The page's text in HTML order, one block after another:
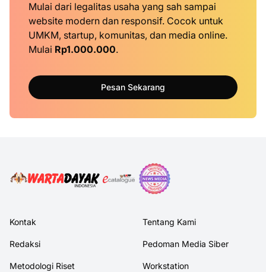
Mulai dari legalitas usaha yang sah sampai
website modern dan responsif. Cocok untuk
UMKM, startup, komunitas, dan media online.
Mulai Rp1.000.000.
Pesan Sekarang
Kontak Tentang Kami
Redaksi Pedoman Media Siber
Metodologi Riset Workstation